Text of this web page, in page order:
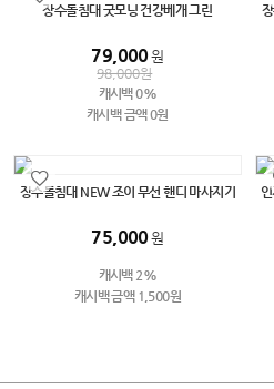
장수돌침대 굿모닝 건강베개 그린
79,000원
98,000원
캐시백 0%
캐시백 금액 0원
장수돌침대 NEW 조이 무선 핸디 마사지기
75,000원
캐시백 2%
캐시백 금액 1,500원